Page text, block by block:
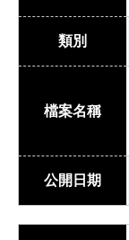
類別
檔案名稱
公開日期